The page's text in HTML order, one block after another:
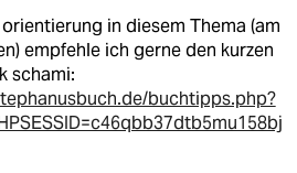
in diesem Thema (am
empfehle ich gerne den kurzen
schami:
buchtipps.php?